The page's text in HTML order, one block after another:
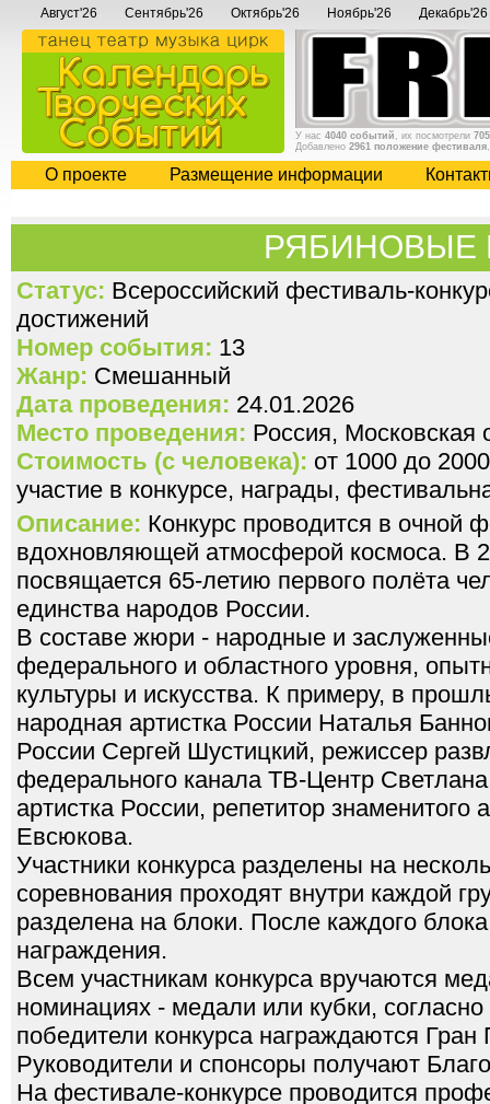
Август'26 Сентябрь'26 Октябрь'26 Ноябрь'26 Декабрь'26
У нас 4040 событий , их посмотрели
Добавлено 2961 положение фестиваля
О проекте Размещение информации
РЯБИНОВЫЕ
Статус: Всероссийский фестиваль-
достижений
Номер события: 13
Жанр: Смешанный
Дата проведения: 24.01.2026
Место проведения: Россия, Московская
Стоимость (с человека): от 1000 до
участие в конкурсе, награды,
Описание: Конкурс проводится в очной
вдохновляющей атмосферой космоса. В
посвящается 65-летию первого полёта
единства народов России.
В составе жюри - народные и
федерального и областного уровня,
культуры и искусства. К примеру, в
народная артистка России Наталья
России Сергей Шустицкий, режиссер
федерального канала ТВ-Центр
артистка России, репетитор знаменитого
Евсюкова.
Участники конкурса разделены на
соревнования проходят внутри каждой
разделена на блоки. После каждого
награждения.
Всем участникам конкурса вручаются
номинациях - медали или кубки,
победители конкурса награждаются
Руководители и спонсоры получают
На фестивале-конкурсе проводится